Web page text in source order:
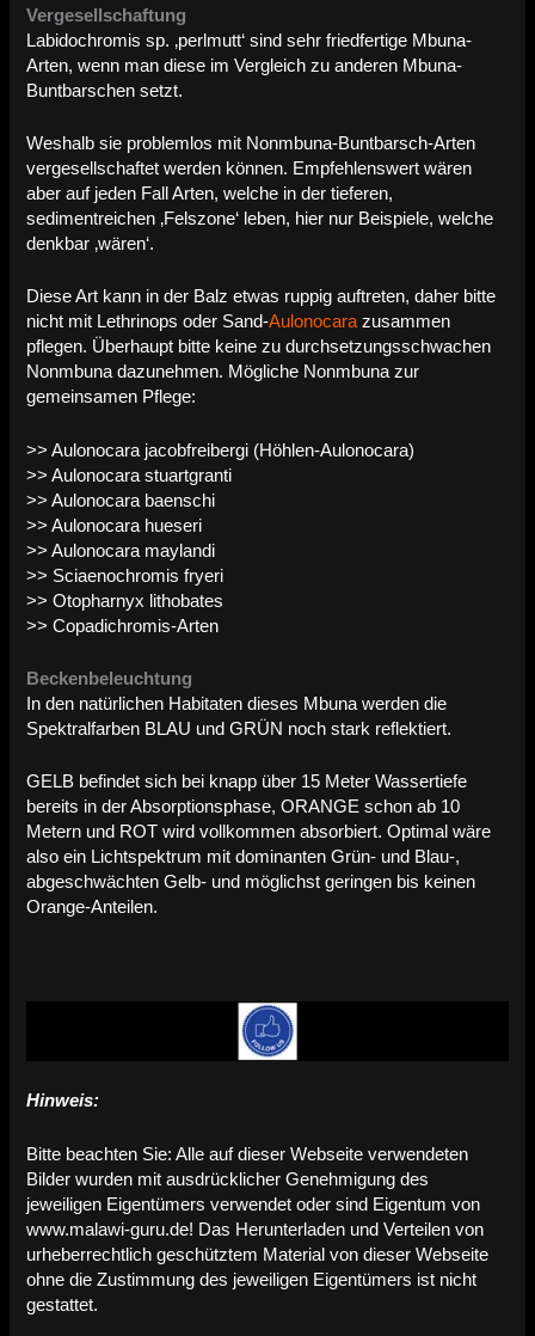
Vergesellschaftung
Labidochromis sp. ‚perlmutt‘ sind sehr friedfertige Mbuna-
Arten, wenn man diese im Vergleich zu anderen Mbuna-
Buntbarschen setzt.
Weshalb sie problemlos mit Nonmbuna-Buntbarsch-Arten
vergesellschaftet werden können. Empfehlenswert wären
aber auf jeden Fall Arten, welche in der tieferen,
sedimentreichen ‚Felszone‘ leben, hier nur Beispiele, welche
denkbar ‚wären‘.
Diese Art kann in der Balz etwas ruppig auftreten, daher bitte
nicht mit Lethrinops oder Sand-Aulonocarazusammen
pflegen. Überhaupt bitte keine zu durchsetzungsschwachen
Nonmbuna dazunehmen. Mögliche Nonmbuna zur
gemeinsamen Pflege:
>> Aulonocara jacobfreibergi (Höhlen-Aulonocara)
>> Aulonocara stuartgranti
>> Aulonocara baenschi
>> Aulonocara hueseri
>> Aulonocara maylandi
>> Sciaenochromis fryeri
>> Otopharnyx lithobates
>> Copadichromis-Arten
Beckenbeleuchtung
In den natürlichen Habitaten dieses Mbuna werden die
Spektralfarben BLAU und GRÜN noch stark reflektiert.
GELB befindet sich bei knapp über 15 Meter Wassertiefe
bereits in der Absorptionsphase, ORANGE schon ab 10
Metern und ROT wird vollkommen absorbiert. Optimal wäre
also ein Lichtspektrum mit dominanten Grün- und Blau-,
abgeschwächten Gelb- und möglichst geringen bis keinen
Orange-Anteilen.
Hinweis:
Bitte beachten Sie: Alle auf dieser Webseite verwendeten
Bilder wurden mit ausdrücklicher Genehmigung des
jeweiligen Eigentümers verwendet oder sind Eigentum von
www.malawi-guru.de! Das Herunterladen und Verteilen von
urheberrechtlich geschütztem Material von dieser Webseite
ohne die Zustimmung des jeweiligen Eigentümers ist nicht
gestattet.